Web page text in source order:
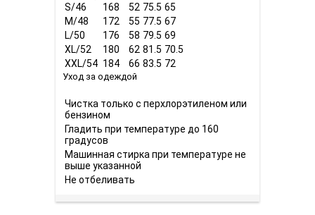
S/46
168 52 75.5 65
M/48
172 55 77.5 67
L/50
176 58 79.5 69
XL/52
180 62 81.5 70.5
XXL/54 184 66 83.5 72
Уход за одеждой
Чистка только с перхлорэтиленом или
бензином
Гладить при температуре до 160
градусов
Машинная стирка при температуре не
выше указанной
Не отбеливать